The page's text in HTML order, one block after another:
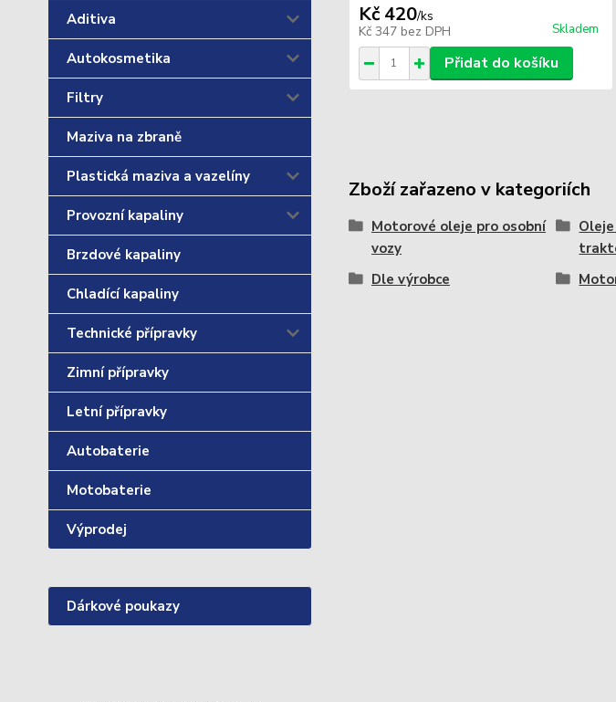
Aditiva
Autokosmetika
Filtry
Maziva na zbraně
Plastická maziva a vazelíny
Provozní kapaliny
Brzdové kapaliny
Chladící kapaliny
Technické přípravky
Zimní přípravky
Letní přípravky
Autobaterie
Motobaterie
Výprodej
Dárkové poukazy
Kč 420/ks
Kč 347 bez DPH Skladem
Přidat do košíku
Zboží zařazeno v kategoriích
Motorové oleje pro osobní
vozy
Dle výrobce